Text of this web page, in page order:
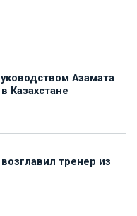
Азамата
Казахстане
тренер из